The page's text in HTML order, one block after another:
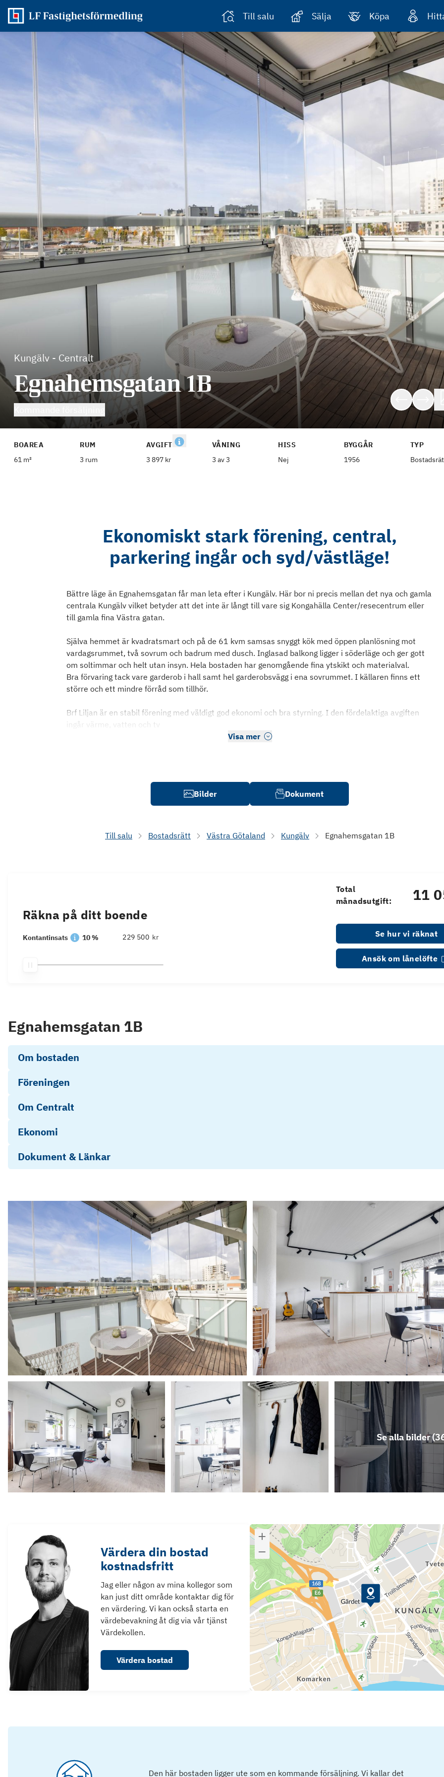
Till salu Sälja Köpa
Kungälv - Centralt
Egnahemsgatan 1B
BOAREA
61 m²
RUM
3 rum
AVGIFT
3 897 kr
VÅNING
3 av 3
HISS
Nej
BYGGÅR
1956
TYP
Ekonomiskt stark förening, central,
parkering ingår och syd/västläge!
Bättre läge än Egnahemsgatan får man leta efter i Kungälv. Här bor ni precis mellan det nya och gamla
centrala Kungälv vilket betyder att det inte är långt till vare sig Kongahälla Center/resecentrum eller
till gamla fina Västra gatan.
Själva hemmet är kvadratsmart och på de 61 kvm samsas snyggt kök med öppen planlösning mot
vardagsrummet, två sovrum och badrum med dusch. Inglasad balkong ligger i söderläge och ger gott
om soltimmar och helt utan insyn. Hela bostaden har genomgående fina ytskikt och materialval.
Bra förvaring tack vare garderob i hall samt hel garderobsvägg i ena sovrummet. I källaren finns ett
större och ett mindre förråd som tillhör.
Brf Liljan är en stabil förening med väldigt god ekonomi och bra styrning. I den fördelaktiga avgiften
ingår värme, vatten och tv
Visa mer
Bilder Dokument
Till salu Bostadsrätt Västra Götaland Kungälv Egnahemsgatan 1B
Räkna på ditt boende
Kontantinsats 10 % kr
Total
månadsutgift:
11
Se hur vi räknat
Ansök om lånelöfte
Egnahemsgatan 1B
Om bostaden
Föreningen
Om Centralt
Ekonomi
Dokument & Länkar
Se alla bilder (
Värdera din bostad
kostnadsfritt
Jag eller någon av mina kollegor som
kan just ditt område kontaktar dig för
en värdering. Vi kan också starta en
värdebevakning åt dig via vår tjänst
Värdekollen.
Värdera bostad
Den här bostaden ligger ute som en kommande försäljning. Vi kallar det